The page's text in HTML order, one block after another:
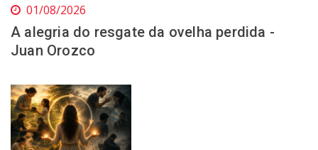
01/08/2026
A alegria do resgate da ovelha perdida -
Juan Orozco